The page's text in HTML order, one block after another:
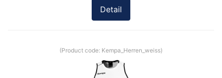
Detail
(Product code: Kempa_Herren_weiss)